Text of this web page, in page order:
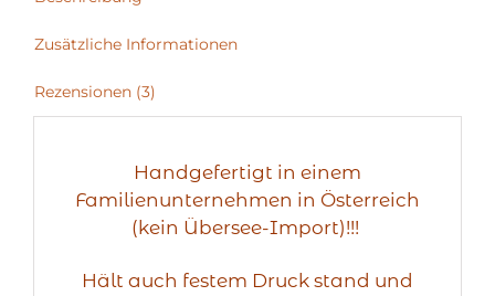
Zusätzliche Informationen
Rezensionen (3)
Handgefertigt in einem
Familienunternehmen in Österreich
(kein Übersee-Import)!!!
Hält auch festem Druck stand und